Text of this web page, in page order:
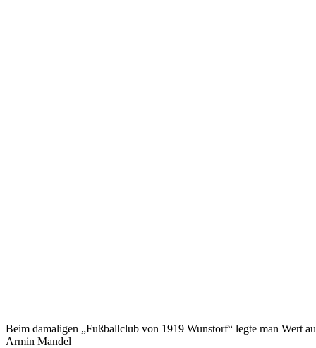
Beim damaligen „Fußballclub von 1919 Wunstorf“ legte man Wert
Armin Mandel